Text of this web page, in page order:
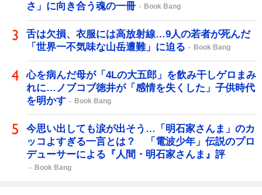
さ」に向き合う魂の一冊
Book Bang
舌は欠損、衣服には高放射線…9人の若者が死んだ
「世界一不気味な山岳遭難」に迫る
Book Bang
心を病んだ母が「4Lの大五郎」を飲み干しゲロまみ
れに…ノブコブ徳井が「感情を失くした」子供時代
を明かす
Book Bang
今思い出しても涙が出そう…「明石家さんま」のカ
ッコよすぎる一言とは？ 「電波少年」伝説のプロ
デューサーによる『人間・明石家さんま』評
Book Bang